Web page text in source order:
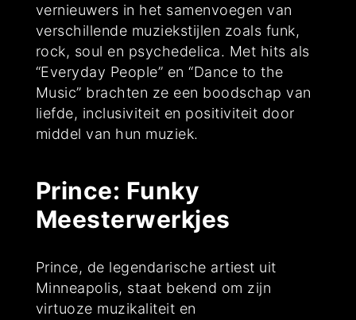
vernieuwers in het samenvoegen van
verschillende muziekstijlen zoals funk,
rock, soul en psychedelica. Met hits als
“Everyday People” en “Dance to the
Music” brachten ze een boodschap van
liefde, inclusiviteit en positiviteit door
middel van hun muziek.
Prince: Funky
Meesterwerkjes
Prince, de legendarische artiest uit
Minneapolis, staat bekend om zijn
virtuoze muzikaliteit en